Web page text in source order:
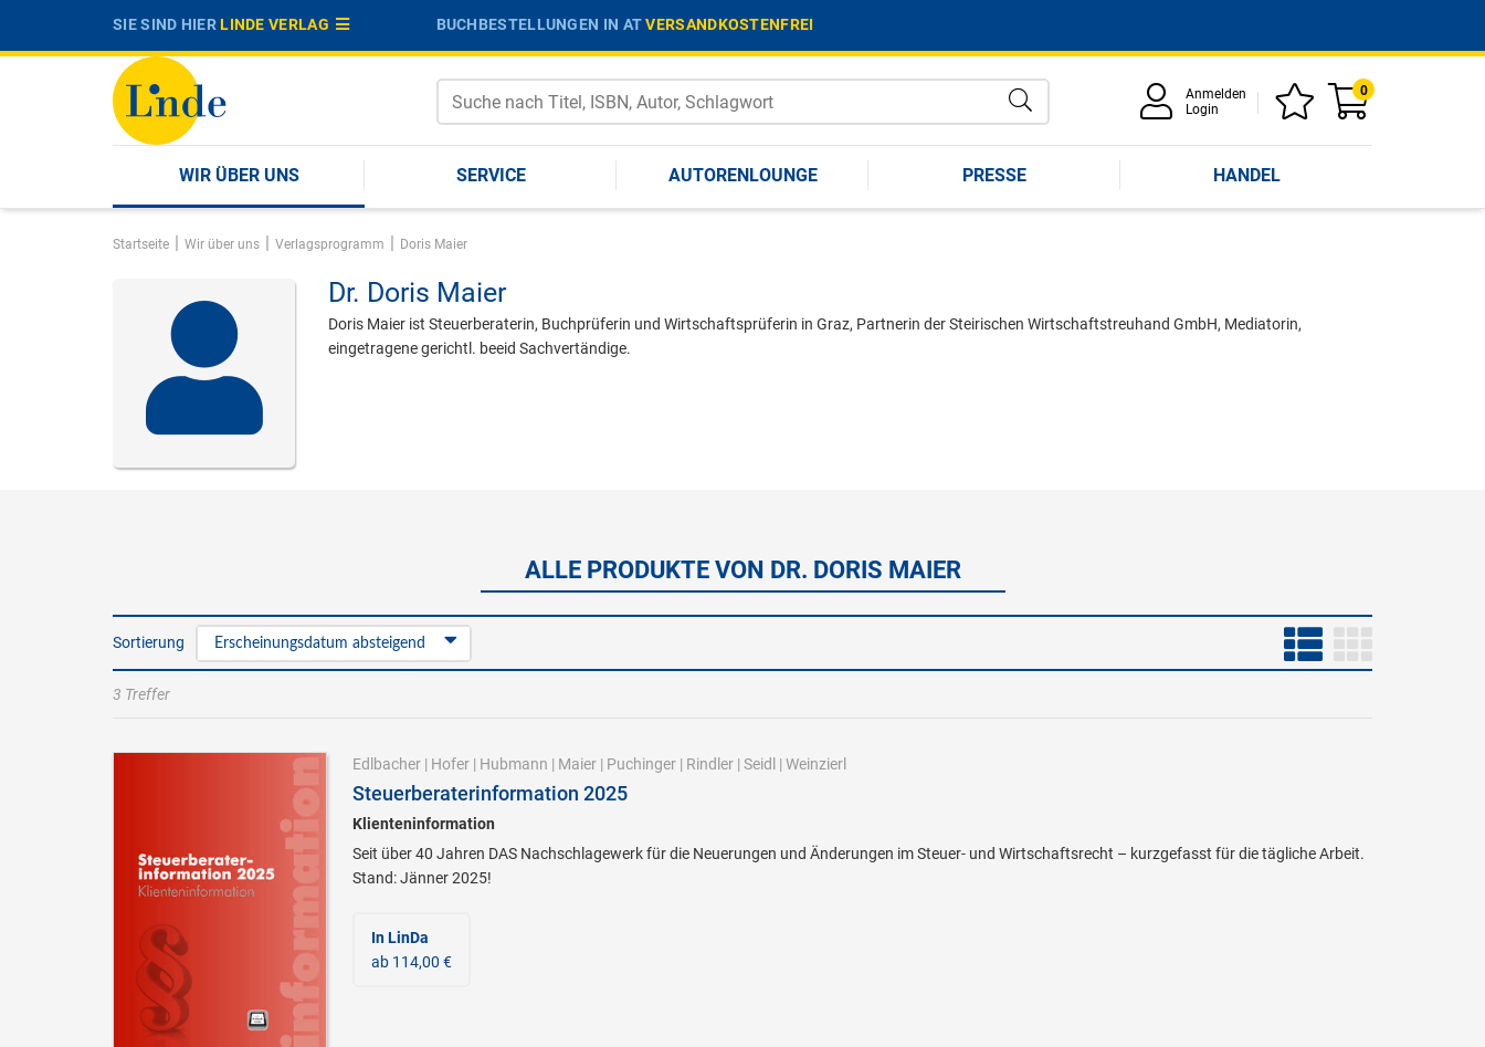
SIE SIND HIERLINDE VERLAG BUCHBESTELLUNGEN IN ATVERSANDKOSTENFREI
Anmelden
Login
0
WIR ÜBER UNS SERVICE AUTORENLOUNGE PRESSE HANDEL
Startseite | Wir über uns | Verlagsprogramm | Doris Maier
Dr. Doris Maier
Doris Maier ist Steuerberaterin, Buchprüferin und Wirtschaftsprüferin in Graz, Partnerin der Steirischen Wirtschaftstreuhand GmbH, Mediatorin,
eingetragene gerichtl. beeid Sachvertändige.
ALLE PRODUKTE VON DR. DORIS MAIER
Sortierung Erscheinungsdatum absteigend
3 Treffer
Edlbacher| Hofer| Hubmann | Maier| Puchinger| Rindler| Seidl | Weinzierl
Steuerberaterinformation 2025
Klienteninformation
Seit über 40 Jahren DAS Nachschlagewerk für die Neuerungen und Änderungen im Steuer- und Wirtschaftsrecht – kurzgefasst für die tägliche Arbeit.
Stand: Jänner 2025!
In LinDa
ab 114,00 €